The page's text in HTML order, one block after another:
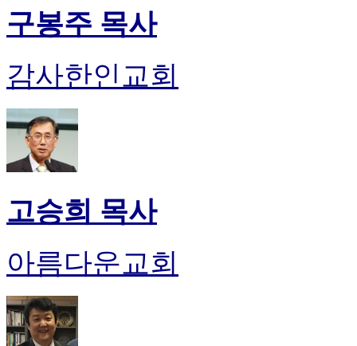
구봉주 목사
감사한인교회
고승희 목사
아름다운교회